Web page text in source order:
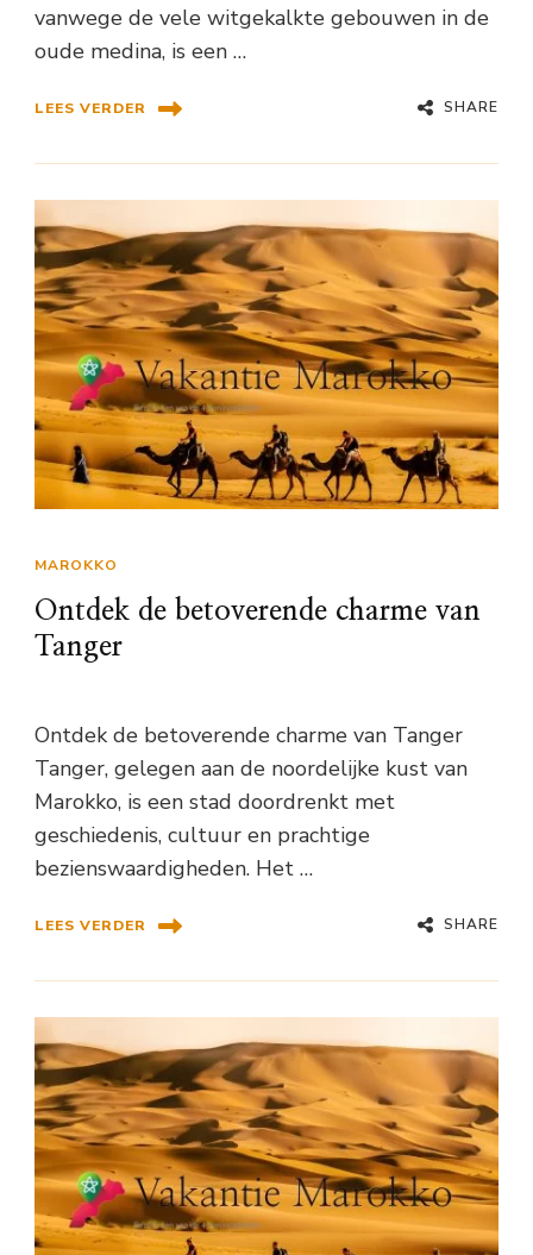
vanwege de vele witgekalkte gebouwen in de
oude medina, is een …
LEES VERDER SHARE
MAROKKO
Ontdek de betoverende charme van
Tanger
Ontdek de betoverende charme van Tanger
Tanger, gelegen aan de noordelijke kust van
Marokko, is een stad doordrenkt met
geschiedenis, cultuur en prachtige
bezienswaardigheden. Het …
LEES VERDER SHARE